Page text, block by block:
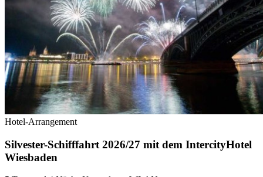
Hotel-Arrangement
Silvester-Schifffahrt 2026/27 mit dem IntercityHotel
Wiesbaden